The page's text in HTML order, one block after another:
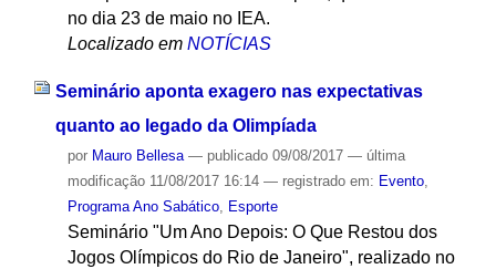
no dia 23 de maio no IEA.
Localizado em NOTÍCIAS
Seminário aponta exagero nas expectativas
quanto ao legado da Olimpíada
por Mauro Bellesa — publicado09/08/2017 — última
modificação11/08/2017 16:14 — registrado em: Evento,
Programa Ano Sabático, Esporte
Seminário "Um Ano Depois: O Que Restou dos
Jogos Olímpicos do Rio de Janeiro", realizado no